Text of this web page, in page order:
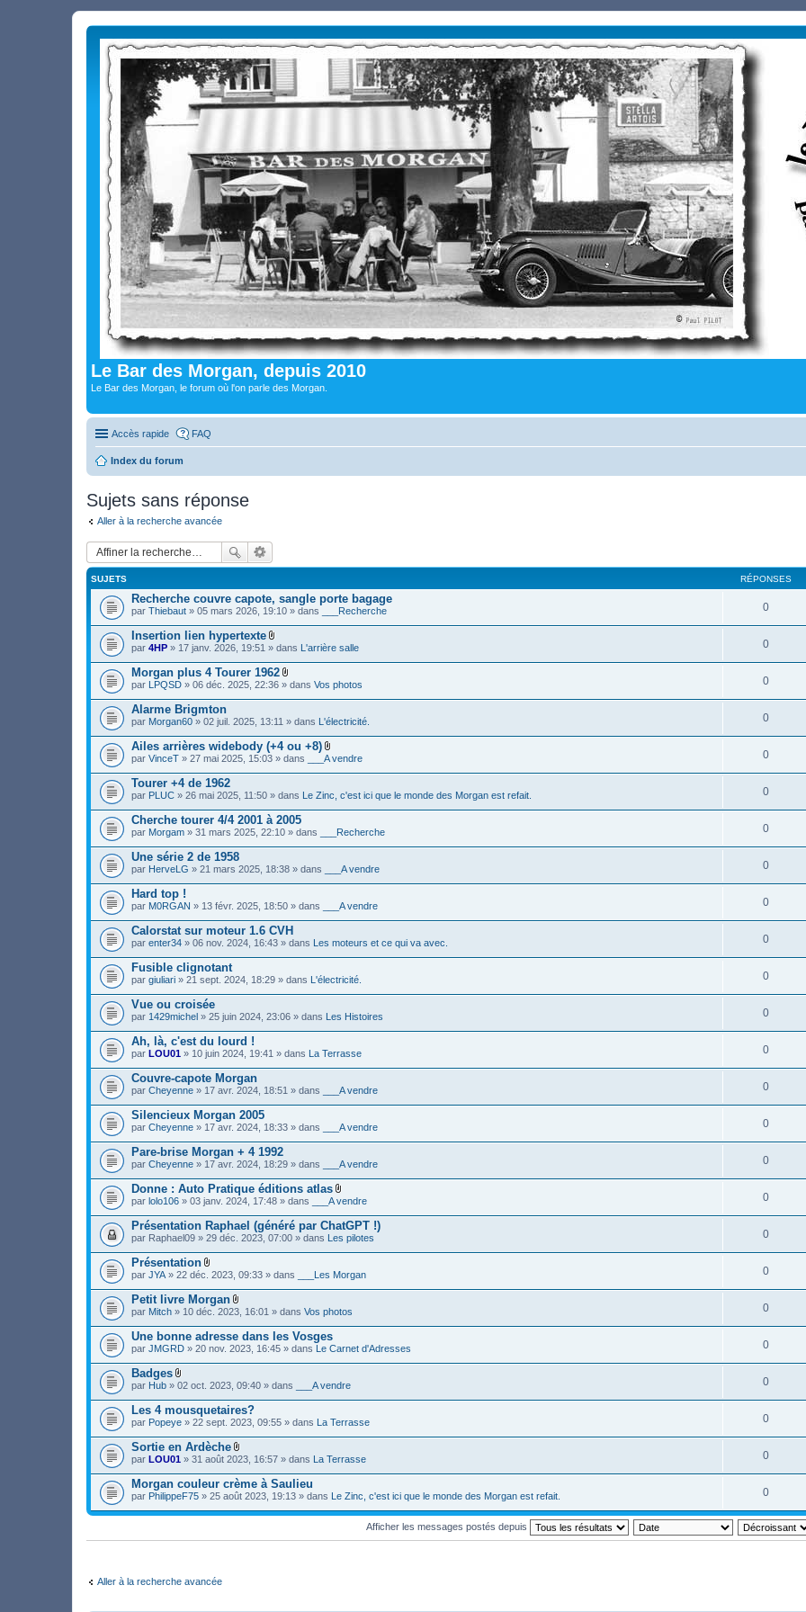
Le Bar des Morgan, depuis 2010
Le Bar des Morgan, le forum où l'on parle des Morgan.
Accès rapide FAQ
Index du forum
Sujets sans réponse
Aller à la recherche avancée
SUJETS RÉPONSES
Recherche couvre capote, sangle porte bagage
par Thiebaut » 05 mars 2026, 19:10 » dans ___Recherche 0
Insertion lien hypertexte
F
c
h
i
e
(
)
o
i
s
)
par 4HP » 17 janv. 2026, 19:51 » dans L'arrière salle 0
Morgan plus 4 Tourer 1962
F
c
i
e
r
(
o
i
n
t
)
par LPQSD » 06 déc. 2025, 22:36 » dans Vos photos 0
Alarme Brigmton
par Morgan60 » 02 juil. 2025, 13:11 » dans L'électricité. 0
Ailes arrières widebody (+4 ou +8)
F
c
i
e
o
i
)
par VinceT » 27 mai 2025, 15:03 » dans ___A vendre 0
Tourer +4 de 1962
par PLUC » 26 mai 2025, 11:50 » dans Le Zinc, c'est ici que le monde des Morgan est refait. 0
Cherche tourer 4/4 2001 à 2005
par Morgam » 31 mars 2025, 22:10 » dans ___Recherche 0
Une série 2 de 1958
par HerveLG » 21 mars 2025, 18:38 » dans ___A vendre 0
Hard top !
par M0RGAN » 13 févr. 2025, 18:50 » dans ___A vendre 0
Calorstat sur moteur 1.6 CVH
par enter34 » 06 nov. 2024, 16:43 » dans Les moteurs et ce qui va avec. 0
Fusible clignotant
par giuliari » 21 sept. 2024, 18:29 » dans L'électricité. 0
Vue ou croisée
par 1429michel » 25 juin 2024, 23:06 » dans Les Histoires 0
Ah, là, c'est du lourd !
par LOU01 » 10 juin 2024, 19:41 » dans La Terrasse 0
Couvre-capote Morgan
par Cheyenne » 17 avr. 2024, 18:51 » dans ___A vendre 0
Silencieux Morgan 2005
par Cheyenne » 17 avr. 2024, 18:33 » dans ___A vendre 0
Pare-brise Morgan + 4 1992
par Cheyenne » 17 avr. 2024, 18:29 » dans ___A vendre 0
Donne : Auto Pratique éditions atlas
F
c
h
i
e
(
o
i
t
)
par lolo106 » 03 janv. 2024, 17:48 » dans ___A vendre 0
Présentation Raphael (généré par ChatGPT !)
par Raphael09 » 29 déc. 2023, 07:00 » dans Les pilotes 0
Présentation
F
c
h
i
e
r
(
j
o
i
n
t
s
)
par JYA » 22 déc. 2023, 09:33 » dans ___Les Morgan 0
Petit livre Morgan
i
c
h
i
e
(
)
j
o
i
n
t
s
)
par Mitch » 10 déc. 2023, 16:01 » dans Vos photos 0
Une bonne adresse dans les Vosges
par JMGRD » 20 nov. 2023, 16:45 » dans Le Carnet d'Adresses 0
Badges
F
c
h
e
(
)
j
o
i
(
par Hub » 02 oct. 2023, 09:40 » dans ___A vendre 0
Les 4 mousquetaires?
par Popeye » 22 sept. 2023, 09:55 » dans La Terrasse 0
Sortie en Ardèche
F
c
h
i
e
s
par LOU01 » 31 août 2023, 16:57 » dans La Terrasse 0
Morgan couleur crème à Saulieu
par PhilippeF75 » 25 août 2023, 19:13 » dans Le Zinc, c'est ici que le monde des Morgan est refait. 0
Afficher les messages postés depuis
Aller à la recherche avancée